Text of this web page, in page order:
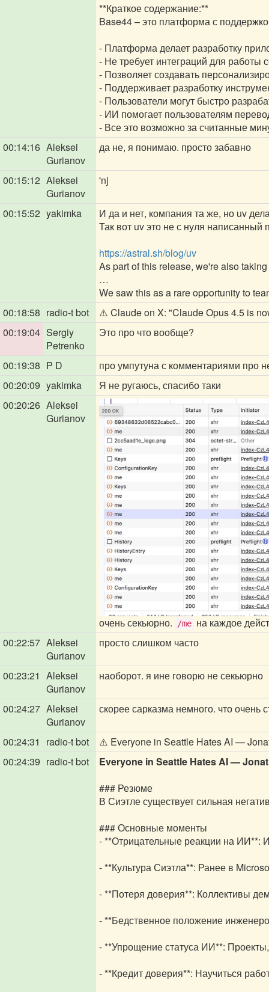
**Краткое содержание:**
Base44 – это платформа с
- Платформа делает разработку
- Не требует интеграций для работы
- Позволяет создавать
- Поддерживает разработку
- Пользователи могут быстро
- ИИ помогает пользователям
- Все это возможно за считанные
00:14:16 Aleksei
Gurianov
да не, я понимаю. просто забавно
00:15:12 Aleksei
Gurianov
'nj
00:15:52 yakimka
И да и нет, компания та же, но uv
Так вот uv это не с нуля
https://astral.sh/blog/uv
As part of this release, we're also
…
We saw this as a rare opportunity to
00:18:58 radio-t bot
⚠️ Claude on X: "Claude Opus 4.5 is
00:19:04 Sergiy
Petrenko
Это про что вообще?
00:19:38 P D
про умпутуна с комментариями про
00:20:09 yakimka
Я не ругаюсь, спасибо таки
00:20:26 Aleksei
Gurianov
очень секьюрно. /me на каждое
00:22:57 Aleksei
Gurianov
просто слишком часто
00:23:21 Aleksei
Gurianov
наоборот. я ине говорю не секьюрно
00:24:27 Aleksei
Gurianov
скорее сарказма немного. что очень
00:24:31 radio-t bot
⚠️ Everyone in Seattle Hates AI —
00:24:39 radio-t bot
Everyone in Seattle Hates AI —
### Резюме
В Сиэтле существует сильная
### Основные моменты
- **Отрицательные реакции на ИИ**:
- **Культура Сиэтла**: Ранее в
- **Потеря доверия**: Коллективы
- **Бедственное положение
- **Упрощение статуса ИИ**:
- **Кредит доверия**: Научиться